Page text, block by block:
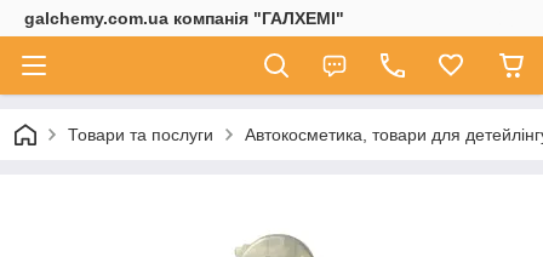
galchemy.com.ua компанія "ГАЛХЕМІ"
Товари та послуги Автокосметика, товари для